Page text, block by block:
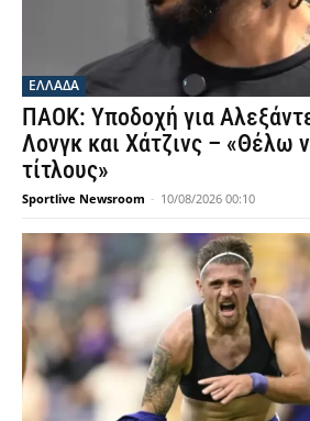
ΕΛΛΑΔΑ
ΠΑΟΚ: Υποδοχή για
Λονγκ και Χάτζινς – «Θέλω
τίτλους»
Sportlive Newsroom - 10/08/2026 00:10